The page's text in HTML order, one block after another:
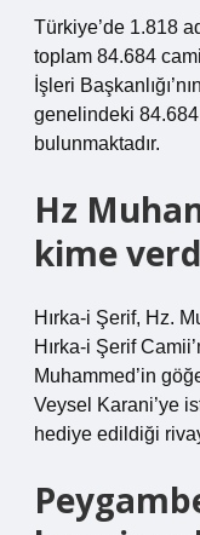
Türkiye’de 1.818
toplam 84.684
İşleri
genelindeki 84.684
bulunmaktadır.
Hz
kime
Hırka-i Şerif, Hz.
Hırka-i Şerif
Muhammed’in
Veysel Karani’ye
hediye edildiği